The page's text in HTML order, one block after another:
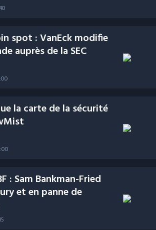
spot : VanEck modifie
auprès de la SEC
la carte de la sécurité
: Sam Bankman-Fried
et en panne de